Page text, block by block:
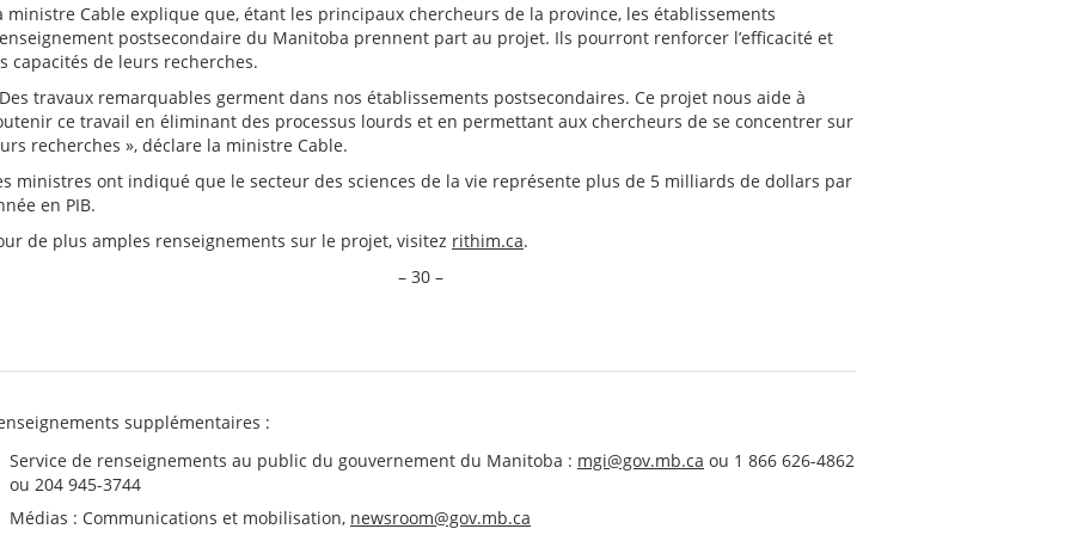
ministre Cable explique que, étant les principaux chercheurs de la province, les établissements
postsecondaire du Manitoba prennent part au projet. Ils pourront renforcer l’efficacité et
capacités de leurs recherches.
travaux remarquables germent dans nos établissements postsecondaires. Ce projet nous aide à
ce travail en éliminant des processus lourds et en permettant aux chercheurs de se concentrer sur
recherches », déclare la ministre Cable.
ministres ont indiqué que le secteur des sciences de la vie représente plus de 5 milliards de dollars par
en PIB.
de plus amples renseignements sur le projet, visitez rithim.ca.
– 30 –
supplémentaires :
Service de renseignements au public du gouvernement du Manitoba : mgi@gov.mb.ca ou 1 866 626-4862
ou 204 945-3744
Médias : Communications et mobilisation, newsroom@gov.mb.ca